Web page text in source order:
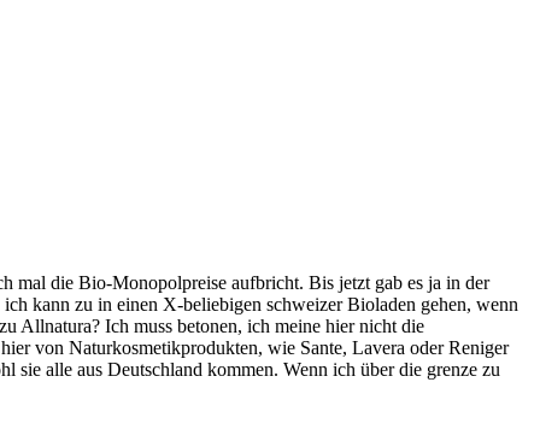
mal die Bio-Monopolpreise aufbricht. Bis jetzt gab es ja in der
kann zu in einen X-beliebigen schweizer Bioladen gehen, wenn
Allnatura? Ich muss betonen, ich meine hier nicht die
von Naturkosmetikprodukten, wie Sante, Lavera oder Reniger
alle aus Deutschland kommen. Wenn ich über die grenze zu